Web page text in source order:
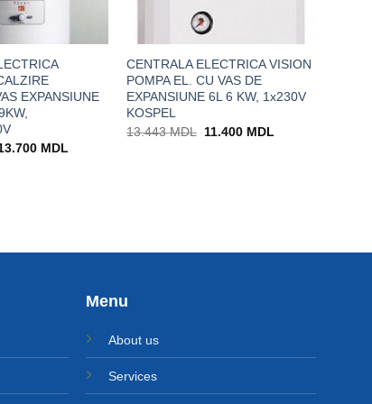
EXPANSIUNE
MDL
CENTRALA ELECTRICA VISION
POMPA EL. CU VAS DE
EXPANSIUNE 6L 6 KW, 1x230V
KOSPEL
13.443MDL Prețul
11.400 MDL
Menu
About us
Services